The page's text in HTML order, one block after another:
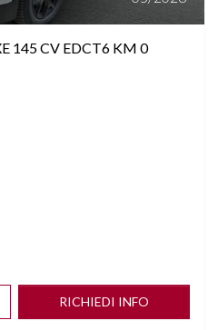
TOUCHSCREEN
POSTERIORE
COCKPIT
145 CV EDCT6 KM 0
RICHIEDI INFO